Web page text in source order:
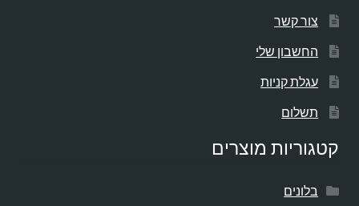
צור קשר
החשבון שלי
עגלת קניות
תשלום
קטגוריות מוצרים
בלונים